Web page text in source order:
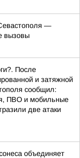
—
вызовы
После
и затяжной
сообщил:
ПВО и мобильные
две атаки
объединяет